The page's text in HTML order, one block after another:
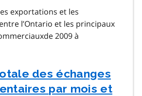
exportations et les
l’Ontario et les principaux
2009 à
des échanges
par mois et